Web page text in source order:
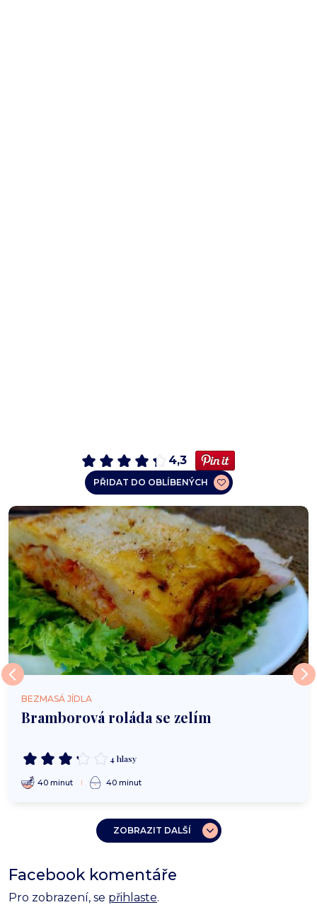
4,3
PŘIDAT DO OBLÍBENÝCH
BEZMASÁ JÍDLA
Bramborová roláda se zelím
4 hlasy
40 minut 40 minut
ZOBRAZIT DALŠÍ
Facebook komentáře
Pro zobrazení, se přihlaste.